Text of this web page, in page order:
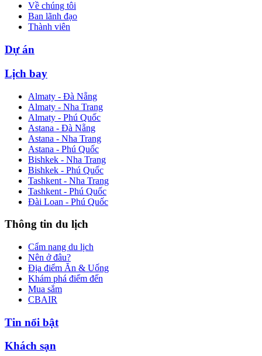
Về chúng tôi
Ban lãnh đạo
Thành viên
Dự án
Lịch bay
Almaty - Đà Nẵng
Almaty - Nha Trang
Almaty - Phú Quốc
Astana - Đà Nẵng
Astana - Nha Trang
Astana - Phú Quốc
Bishkek - Nha Trang
Bishkek - Phú Quốc
Tashkent - Nha Trang
Tashkent - Phú Quốc
Đài Loan - Phú Quốc
Thông tin du lịch
Cẩm nang du lịch
Nên ở đâu?
Địa điểm Ăn & Uống
Khám phá điểm đến
Mua sắm
CBAIR
Tin nổi bật
Khách sạn